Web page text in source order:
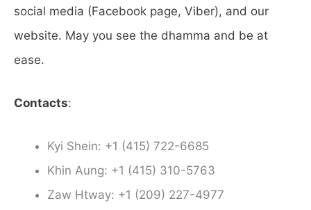
social media (Facebook page, Viber), and our
website. May you see the dhamma and be at
ease.
Contacts:
Kyi Shein: +1 (415) 722-6685
Khin Aung: +1 (415) 310-5763
Zaw Htway: +1 (209) 227-4977